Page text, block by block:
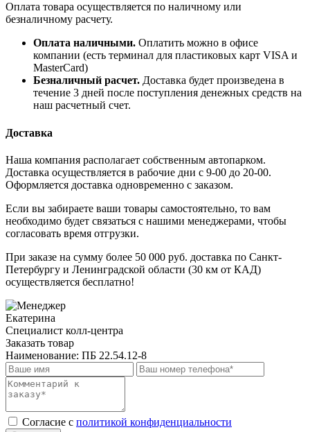
Оплата товара осуществляется по наличному или
безналичному расчету.
Оплата наличными. Оплатить можно в офисе
компании (есть терминал для пластиковых карт VISA и
MasterCard)
Безналичный расчет. Доставка будет произведена в
течение 3 дней после поступления денежных средств на
наш расчетный счет.
Доставка
Наша компания располагает собственным автопарком.
Доставка осуществляется в рабочие дни с 9-00 до 20-00.
Оформляется доставка одновременно с заказом.
Если вы забираете ваши товары самостоятельно, то вам
необходимо будет связаться с нашими менеджерами, чтобы
согласовать время отгрузки.
При заказе на сумму более 50 000 руб. доставка по Санкт-
Петербургу и Ленинградской области (30 км от КАД)
осуществляется бесплатно!
Екатерина
Специалист колл-центра
Заказать товар
Наименование: ПБ 22.54.12-8
Cогласие с политикой конфиденциальности